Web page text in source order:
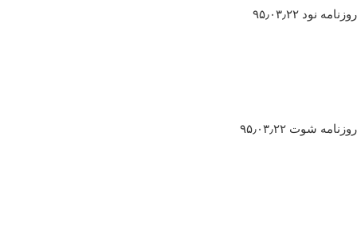
روزنامه نود ۹۵٫۰۳٫۲۲
روزنامه شوت ۹۵٫۰۳٫۲۲